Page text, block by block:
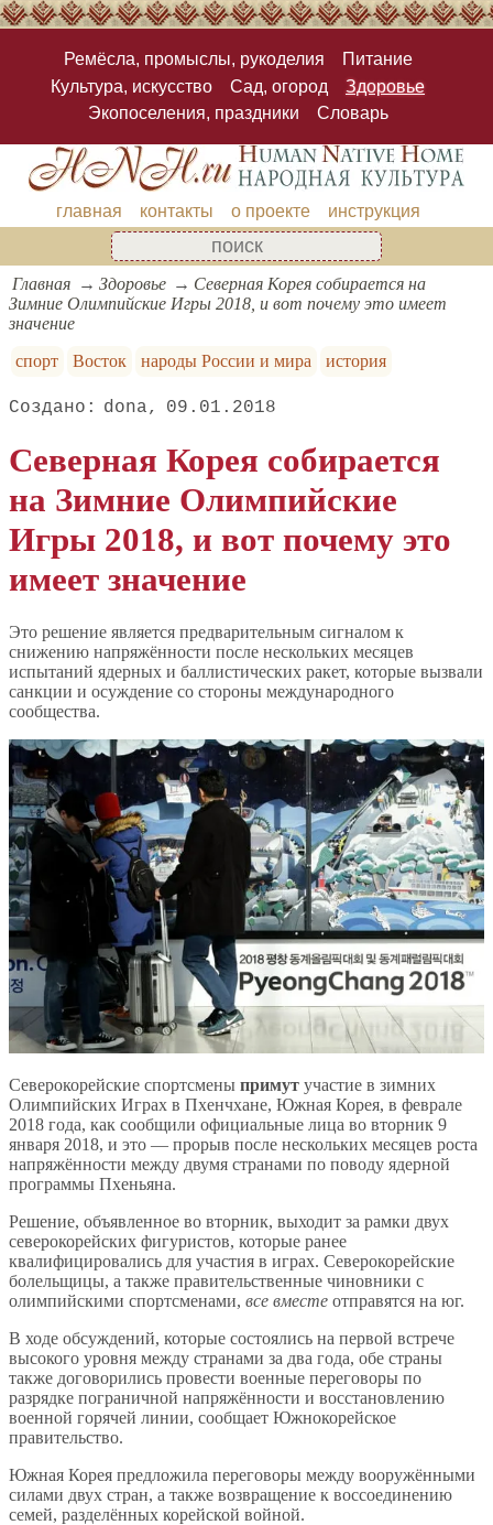
Ремёсла, промыслы, рукоделия
Питание
Культура, искусство
Сад, огород
Здоровье
Экопоселения, праздники
Словарь
главная контакты о проекте инструкция
Главная Здоровье
Северная Корея собирается на
Зимние Олимпийские Игры 2018, и вот почему это имеет
значение
спорт
Восток народы России и мира история
dona 09.01.2018
Северная Корея собирается
на Зимние Олимпийские
Игры 2018, и вот почему это
имеет значение
Это решение является предварительным сигналом к
снижению напряжённости после нескольких месяцев
испытаний ядерных и баллистических ракет, которые вызвали
санкции и осуждение со стороны международного
сообщества.
Северокорейские спортсмены примут участие в зимних
Олимпийских Играх в Пхенчхане, Южная Корея, в феврале
2018 года, как сообщили официальные лица во вторник 9
января 2018, и это — прорыв после нескольких месяцев роста
напряжённости между двумя странами по поводу ядерной
программы Пхеньяна.
Решение, объявленное во вторник, выходит за рамки двух
северокорейских фигуристов, которые ранее
квалифицировались для участия в играх. Северокорейские
болельщицы, а также правительственные чиновники с
олимпийскими спортсменами, все вместе отправятся на юг.
В ходе обсуждений, которые состоялись на первой встрече
высокого уровня между странами за два года, обе страны
также договорились провести военные переговоры по
разрядке пограничной напряжённости и восстановлению
военной горячей линии, сообщает Южнокорейское
правительство.
Южная Корея предложила переговоры между вооружёнными
силами двух стран, а также возвращение к воссоединению
семей, разделённых корейской войной.